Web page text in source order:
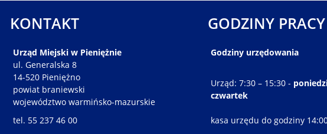
KONTAKT
Urząd Miejski w Pieniężnie
ul. Generalska 8
14-520 Pieniężno
powiat braniewski
województwo warmińsko-mazurskie
tel. 55 237 46 00
GODZINY PRACY
Godziny urzędowania
Urząd: 7:30 – 15:30 -
czwartek
kasa urzędu do godziny